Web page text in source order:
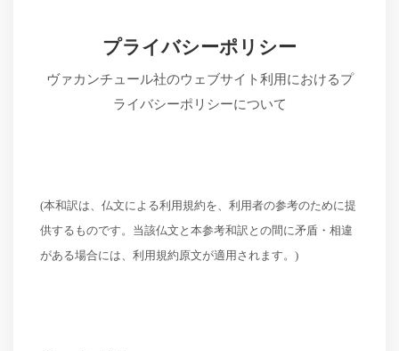
プライバシーポリシー
ヴァカンチュール社のウェブサイト利用におけるプ
ライバシーポリシーについて
(本和訳は、仏文による利用規約を、利用者の参考のために提
供するものです。当該仏文と本参考和訳との間に矛盾・相違
がある場合には、利用規約原文が適用されます。)